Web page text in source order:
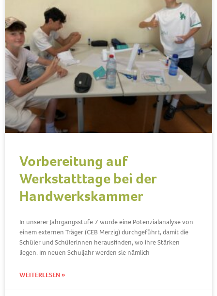
Vorbereitung auf
Werkstatttage bei der
Handwerkskammer
In unserer Jahrgangsstufe 7 wurde eine Potenzialanalyse von
einem externen Träger (CEB Merzig) durchgeführt, damit die
Schüler und Schülerinnen herausfinden, wo ihre Stärken
liegen. Im neuen Schuljahr werden sie nämlich
WEITERLESEN »